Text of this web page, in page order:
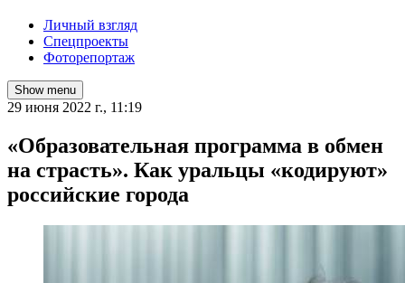
Личный взгляд
Спецпроекты
Фоторепортаж
Show menu
29 июня 2022 г., 11:19
«Образовательная программа в обмен
на страсть». Как уральцы «кодируют»
российские города